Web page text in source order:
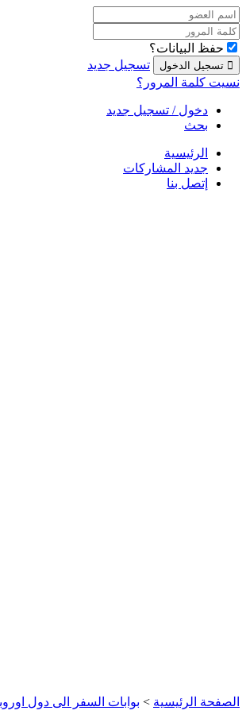
حفظ البيانات؟
تسجيل جديد
نسيت كلمة المرور؟
دخول / تسجيل جديد
بحث
الرئيسية
جديد المشاركات
إتصل بنا
الصفحة الرئيسية > بوابات السفر الى دول